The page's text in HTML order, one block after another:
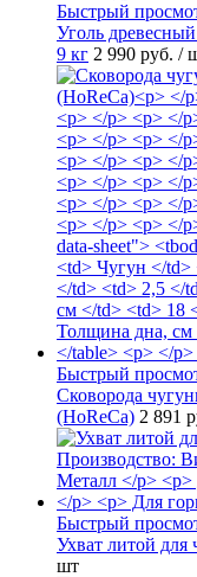
Быстрый
Уголь
9 кг 2 990 руб. /
Быстрый
Сковорода
(HoReCa) 2 891
Быстрый
Ухват литой для
шт